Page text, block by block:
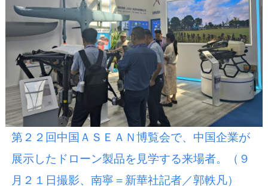
第２２回中国ＡＳＥＡＮ博覧会で、中国企業が
展示したドローン製品を見学する来場者。（９
月２１日撮影、南寧＝新華社記者／郭軼凡）